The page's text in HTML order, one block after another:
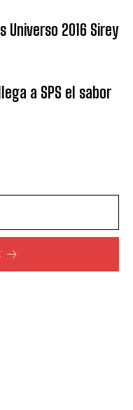
Universo 2016 Sirey
a SPS el sabor